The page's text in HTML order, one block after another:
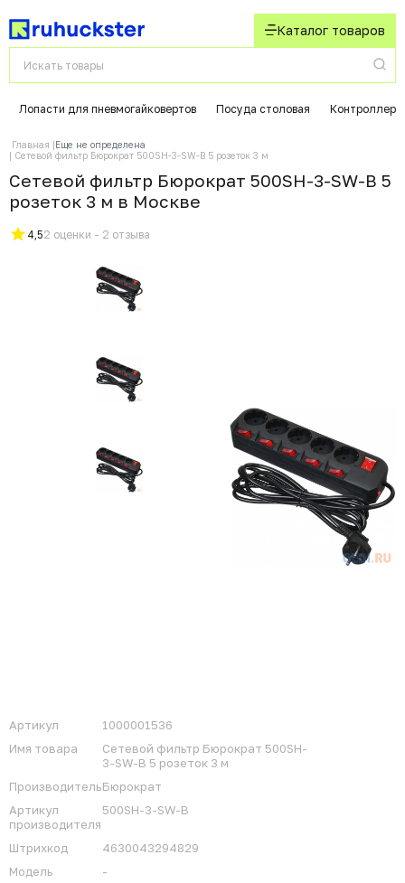
Каталог товаров
Лопасти для пневмогайковертов Посуда столовая
Главная
Еще не определена
Сетевой фильтр Бюрократ 500SH-3-SW-B 5 розеток 3 м
Сетевой фильтр Бюрократ 500SH-3-SW-B 5
розеток 3 м в Москвe
4,52 оценки - 2 отзыва
Артикул
1000001536
Имя товара
Сетевой фильтр Бюрократ 500SH-
3-SW-B 5 розеток 3 м
ПроизводительБюрократ
Артикул
производителя
500SH-3-SW-B
Штрихкод
4630043294829
Модель
-